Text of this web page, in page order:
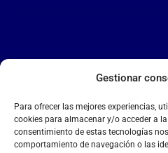
Gestionar
Para ofrecer las mejores experiencias,
cookies para almacenar y/o acceder a
consentimiento de estas tecnologías
comportamiento de navegación o las
LA FALANGE
Reproductor
de
vídeo